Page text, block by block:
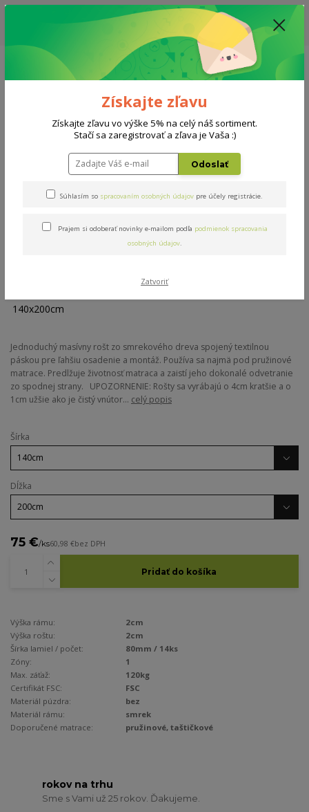
ZĽAVA: VŠETKY VYSTAVENÉ POSTELE ZA 400€ - CENA MATRACU A ROŠTU
PODĽA VÝBERU / DODACIA LEHOTA JE AKTUÁLNE 10-15 PRACOVNÝCH
Menu
0908 777 700 Po-So: 10-18 hod.
0
Masív 140x200cm
Masív 140x200cm
Jednoduchý masívny rošt zo smrekového dreva spojený textilnou
páskou pre ľahšiu osadenie a montáž. Používa sa najmä pod pružinové
matrace. Predlžuje životnosť matraca a zaistí jeho dokonalé odvetranie
zo spodnej strany. UPOZORNENIE: Rošty sa vyrábajú o 4cm kratšie a o
1cm užšie ako je čistý vnútor... celý popis
Šírka
Dĺžka
75 €/ks60,98 €bez DPH
Pridať do košíka
Výška rámu:
2cm
Výška roštu:
2cm
Šírka lamiel / počet:
80mm / 14ks
Zóny:
1
Max. záťaž:
120kg
Certifikát FSC:
FSC
Materiál púzdra:
bez
Materiál rámu:
smrek
Doporučené matrace:
pružinové, taštičkové
rokov na trhu
Sme s Vami už 25 rokov. Ďakujeme.
Získajte zľavu
Získajte zľavu vo výške 5% na celý náš sortiment.
Stačí sa zaregistrovať a zľava je Vaša :)
Odoslať
Súhlasím so spracovaním osobných údajov pre účely registrácie.
Prajem si odoberať novinky e-mailom podľa podmienok spracovania
osobných údajov.
Zatvoriť